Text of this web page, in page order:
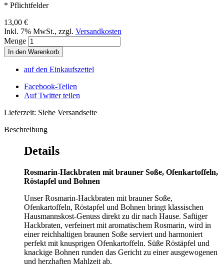
* Pflichtfelder
13,00 €
Inkl. 7% MwSt., zzgl. Versandkosten
Menge
In den Warenkorb
auf den Einkaufszettel
Facebook-Teilen
Auf Twitter teilen
Lieferzeit: Siehe Versandseite
Beschreibung
Details
Rosmarin-Hackbraten mit brauner Soße, Ofenkartoffeln,
Röstapfel und Bohnen
Unser Rosmarin-Hackbraten mit brauner Soße,
Ofenkartoffeln, Röstapfel und Bohnen bringt klassischen
Hausmannskost-Genuss direkt zu dir nach Hause. Saftiger
Hackbraten, verfeinert mit aromatischem Rosmarin, wird in
einer reichhaltigen braunen Soße serviert und harmoniert
perfekt mit knusprigen Ofenkartoffeln. Süße Röstäpfel und
knackige Bohnen runden das Gericht zu einer ausgewogenen
und herzhaften Mahlzeit ab.